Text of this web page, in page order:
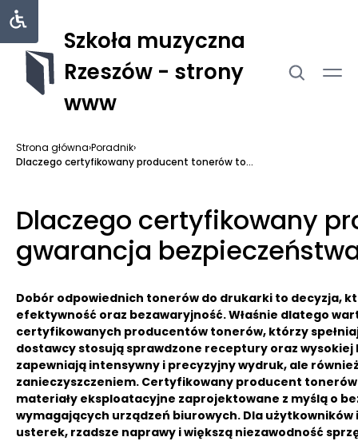
Szkoła muzyczna
Rzeszów - strony
www
Strona główna›Poradnik›
Dlaczego certyfikowany producent tonerów to...
Dlaczego certyfikowany
gwarancja
Dobór odpowiednich tonerów do drukarki to decyzja,
efektywność oraz bezawaryjność. Właśnie dlatego
certyfikowanych producentów tonerów, którzy
dostawcy stosują sprawdzone receptury oraz
zapewniają intensywny i precyzyjny wydruk, ale
zanieczyszczeniem. Certyfikowany producent tonerów
materiały eksploatacyjne zaprojektowane z myślą o
wymagających urządzeń biurowych. Dla
usterek, rzadsze naprawy i większą niezawodność